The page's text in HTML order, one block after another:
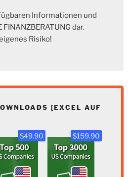
Informationen und
dar.
Risiko!
[EXCEL AUF
$49.90 $159.90